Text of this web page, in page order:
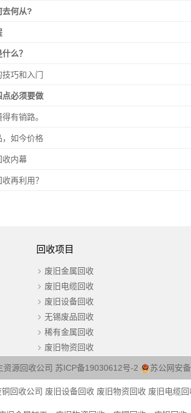
去何从?
么？
巧和入门
点必须要做
有销路。
，如今价格
收内幕
再利用？
回收项目
废旧金属回收
废旧电缆回收
废旧设备回收
无锡废品回收
稀有金属回收
废旧物资回收
源回收公司 苏ICP备19030612号-2 苏公网安
铜回收公司 废旧设备回收 废旧物资回收 废旧电缆回